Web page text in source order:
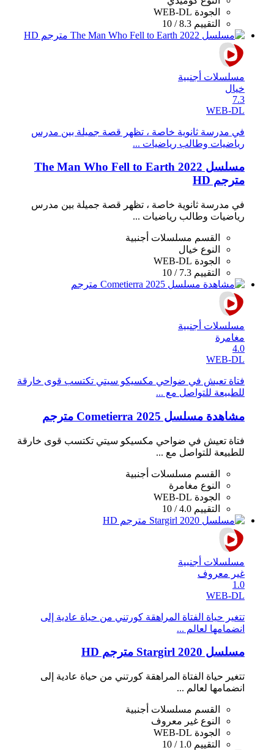
الجودة WEB-DL
التقييم 8.3 / 10
مسلسلات أجنبية
خيال
7.3
WEB-DL
في مدرسة ثانوية خاصة ، تظهر قصة جميلة بين مدرس
رياضيات وطالب رياضيات ...
مسلسل The Man Who Fell to Earth 2022
مترجم HD
في مدرسة ثانوية خاصة ، تظهر قصة جميلة بين مدرس
رياضيات وطالب رياضيات ...
القسم مسلسلات أجنبية
النوع خيال
الجودة WEB-DL
التقييم 7.3 / 10
مسلسلات أجنبية
مغامرة
4.0
WEB-DL
فتاة تعيش في ضواحي مكسيكو سيتي تكتسب قوى خارقة
للطبيعة للتواصل مع ...
مشاهدة مسلسل Cometierra 2025 مترجم
فتاة تعيش في ضواحي مكسيكو سيتي تكتسب قوى خارقة
للطبيعة للتواصل مع ...
القسم مسلسلات أجنبية
النوع مغامرة
الجودة WEB-DL
التقييم 4.0 / 10
مسلسلات أجنبية
غير معروف
1.0
WEB-DL
تتغير حياة الفتاة المراهقة كورتني من حياة عادية إلى
انضمامها لعالم ...
مسلسل Stargirl 2020 مترجم HD
تتغير حياة الفتاة المراهقة كورتني من حياة عادية إلى
انضمامها لعالم ...
القسم مسلسلات أجنبية
النوع غير معروف
الجودة WEB-DL
التقييم 1.0 / 10